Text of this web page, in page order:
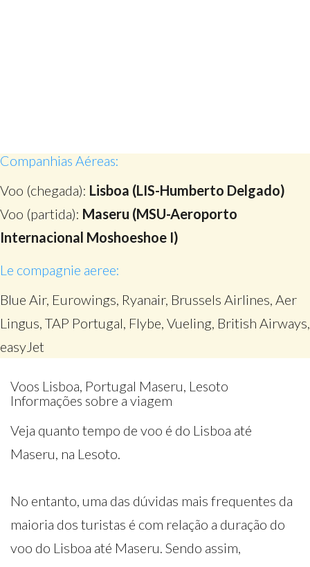
Companhias Aéreas:
Voo (chegada): Lisboa (LIS-Humberto Delgado)
Voo (partida): Maseru (MSU-Aeroporto
Internacional Moshoeshoe I)
Le compagnie aeree:
Blue Air, Eurowings, Ryanair, Brussels Airlines, Aer
Lingus, TAP Portugal, Flybe, Vueling, British Airways,
easyJet
Voos Lisboa, Portugal Maseru, Lesoto
Informações sobre a viagem
Veja quanto tempo de voo é do Lisboa até
Maseru, na Lesoto.
No entanto, uma das dúvidas mais frequentes da
maioria dos turistas é com relação a duração do
voo do Lisboa até Maseru. Sendo assim,